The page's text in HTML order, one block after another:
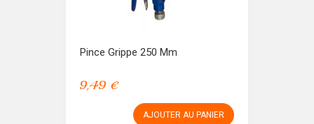
Pince Grippe 250 Mm
9,49 €
AJOUTER AU PANIER